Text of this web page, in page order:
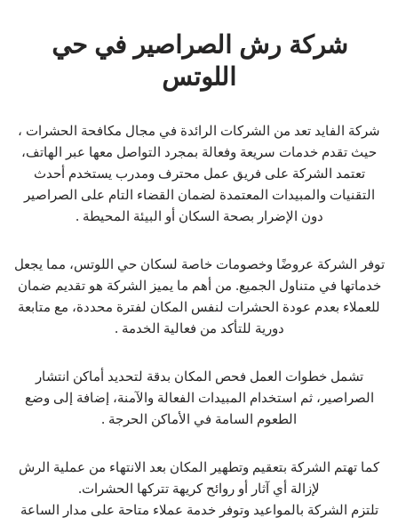
شركة رش الصراصير في حي
اللوتس
شركة الفايد تعد من الشركات الرائدة في مجال مكافحة الحشرات ،
حيث تقدم خدمات سريعة وفعالة بمجرد التواصل معها عبر الهاتف،
تعتمد الشركة على فريق عمل محترف ومدرب يستخدم أحدث
التقنيات والمبيدات المعتمدة لضمان القضاء التام على الصراصير
دون الإضرار بصحة السكان أو البيئة المحيطة .
توفر الشركة عروضًا وخصومات خاصة لسكان حي اللوتس، مما يجعل
خدماتها في متناول الجميع. من أهم ما يميز الشركة هو تقديم ضمان
للعملاء بعدم عودة الحشرات لنفس المكان لفترة محددة، مع متابعة
دورية للتأكد من فعالية الخدمة .
تشمل خطوات العمل فحص المكان بدقة لتحديد أماكن انتشار
الصراصير، ثم استخدام المبيدات الفعالة والآمنة، إضافة إلى وضع
الطعوم السامة في الأماكن الحرجة .
كما تهتم الشركة بتعقيم وتطهير المكان بعد الانتهاء من عملية الرش
لإزالة أي آثار أو روائح كريهة تتركها الحشرات.
تلتزم الشركة بالمواعيد وتوفر خدمة عملاء متاحة على مدار الساعة